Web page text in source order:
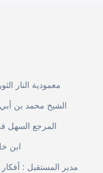
معمودية النار
الشيخ محمد بن
المرجع السهل
ابن
مدير المستقبل : أفكار